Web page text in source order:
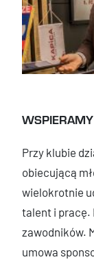
Przy klubie
obiecującą
wielokrotnie
talent i pracę.
zawodników.
umowa